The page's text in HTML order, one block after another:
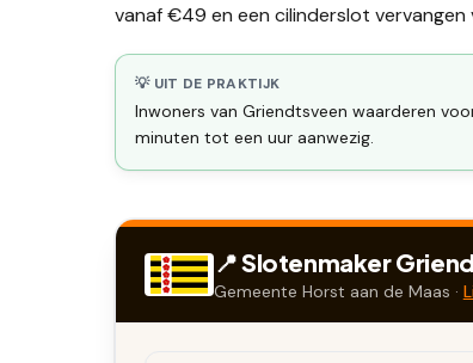
vanaf €49 en een cilinderslot vervangen
💡 UIT DE PRAKTIJK
Inwoners van Griendtsveen waarderen
minuten tot een uur aanwezig.
📍 Slotenmaker
Gemeente Horst aan de Maas ·